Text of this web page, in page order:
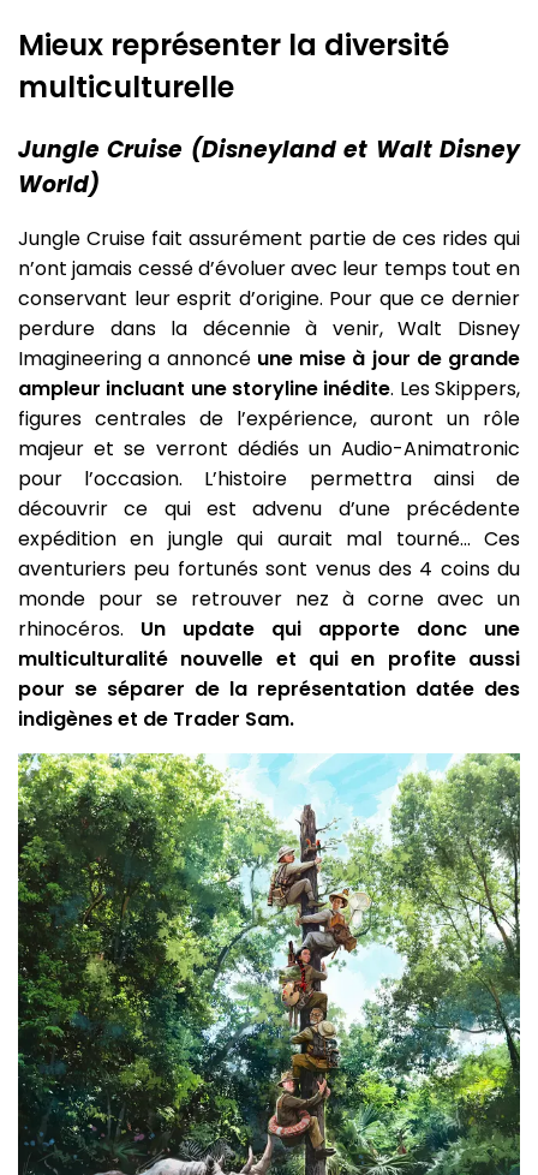
Mieux représenter la diversité
multiculturelle
Jungle Cruise (Disneyland et Walt Disney
World)
Jungle Cruise fait assurément partie de ces rides qui
n’ont jamais cessé d’évoluer avec leur temps tout en
conservant leur esprit d’origine. Pour que ce dernier
perdure dans la décennie à venir, Walt Disney
Imagineering a annoncé une mise à jour de grande
ampleur incluant une storyline inédite. Les Skippers,
figures centrales de l’expérience, auront un rôle
majeur et se verront dédiés un Audio-Animatronic
pour l’occasion. L’histoire permettra ainsi de
découvrir ce qui est advenu d’une précédente
expédition en jungle qui aurait mal tourné… Ces
aventuriers peu fortunés sont venus des 4 coins du
monde pour se retrouver nez à corne avec un
rhinocéros. Un update qui apporte donc une
multiculturalité nouvelle et qui en profite aussi
pour se séparer de la représentation datée des
indigènes et de Trader Sam.